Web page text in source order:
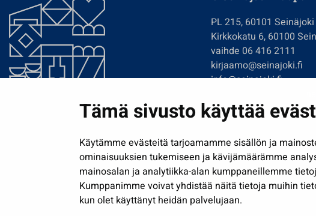
Tämä sivusto käyttää
Käytämme evästeitä tarjoamamme sisällön ja
ominaisuuksien tukemiseen ja kävijämäärämme
mainosalan ja analytiikka-alan kumppaneillemme
Kumppanimme voivat yhdistää näitä tietoja muihin
kun olet käyttänyt heidän palvelujaan.
PL 215, 60101 Seinäjoki
Kirkkokatu 6, 60100
vaihde 06 416 2111
kirjaamo@seinajoki.fi
info@seinajoki.fi
Tilaa uutiskirje